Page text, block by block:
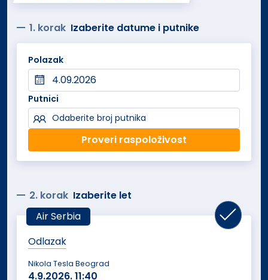
1. korak Izaberite datume i putnike
Polazak
Putnici
Odaberite broj putnika
Proveri raspoloživost
2. korak Izaberite let
Air Serbia
Nikola Tesla Beograd
4.9.2026.11:40
Odlazak